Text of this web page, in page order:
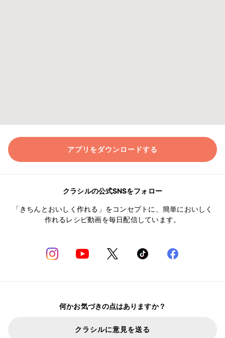
アプリをダウンロードする
クラシルの公式SNSをフォロー
「きちんとおいしく作れる」をコンセプトに、簡単においしく
作れるレシピ動画を毎日配信しています。
何かお気づきの点はありますか？
クラシルに意見を送る